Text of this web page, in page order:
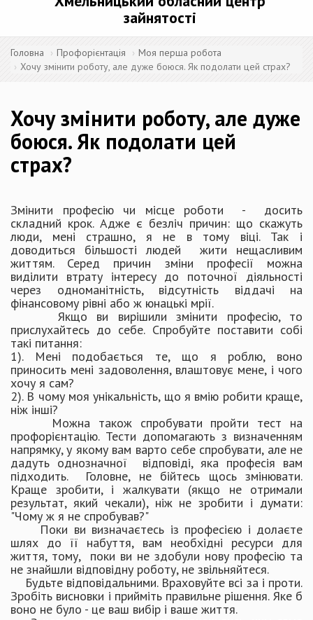
зайнятості
Головна Профорієнтація
Моя перша робота
Хочу змінити роботу, але дуже боюся. Як подолати цей страх?
Хочу змінити роботу, але дуже
боюся. Як подолати цей
страх?
Змінити професію чи місце роботи - досить
складний крок. Адже є безліч причин: що скажуть
люди, мені страшно, я не в тому віці. Так і
доводиться більшості людей жити нещасливим
життям. Серед причин зміни професії можна
виділити втрату інтересу до поточної діяльності
через одноманітність, відсутність віддачі на
фінансовому рівні або ж юнацькі мрії.
Якщо ви вирішили змінити професію, то
прислухайтесь до себе. Спробуйте поставити собі
такі питання:
1). Мені подобається те, що я роблю, воно
приносить мені задоволення, влаштовує мене, і чого
хочу я сам?
2). В чому моя унікальність, що я вмію робити краще,
ніж інші?
Можна також спробувати пройти тест на
профорієнтацію. Тести допомагають з визначенням
напрямку, у якому вам варто себе спробувати, але не
дадуть однозначної відповіді, яка професія вам
підходить. Головне, не бійтесь щось змінювати.
Краще зробити, і жалкувати (якщо не отримали
результат, який чекали), ніж не зробити і думати:
"Чому ж я не спробував?"
Поки ви визначаєтесь із професією і долаєте
шлях до її набуття, вам необхідні ресурси для
життя, тому, поки ви не здобули нову професію та
не знайшли відповідну роботу, не звільняйтеся.
Будьте відповідальними. Враховуйте всі за і проти.
Зробіть висновки і прийміть правильне рішення. Яке б
воно не було - це ваш вибір і ваше життя.